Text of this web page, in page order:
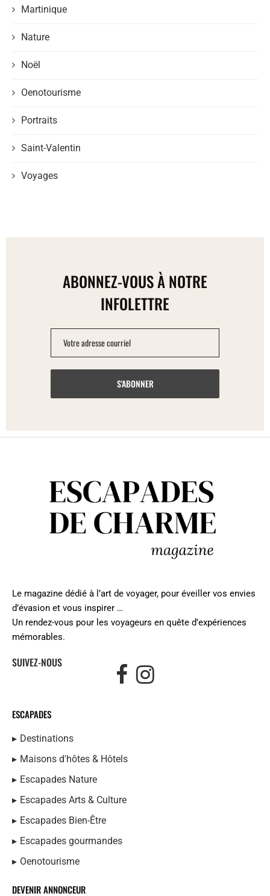
Martinique
Nature
Noël
Oenotourisme
Portraits
Saint-Valentin
Voyages
ABONNEZ-VOUS À NOTRE
INFOLETTRE
Le magazine dédié à l’art de voyager, pour éveiller vos envies
d’évasion et vous inspirer …
Un rendez-vous pour les voyageurs en quête d’expériences
mémorables.
SUIVEZ-NOUS
ESCAPADES
Destinations
Maisons d'hôtes & Hôtels
Escapades Nature
Escapades Arts & Culture
Escapades Bien-Être
Escapades gourmandes
Oenotourisme
DEVENIR ANNONCEUR